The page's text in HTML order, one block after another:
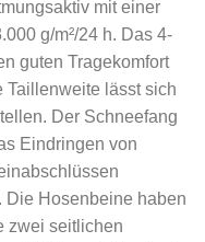
mit einer
g/m²/24 h. Das 4-
guten Tragekomfort
Taillenweite lässt sich
Der Schneefang
Eindringen von
Die Hosenbeine haben
zwei seitlichen